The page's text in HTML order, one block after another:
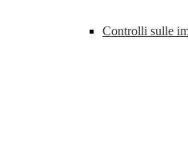
Controlli sulle